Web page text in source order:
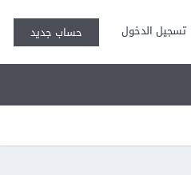
تسجيل الدخول حساب جديد